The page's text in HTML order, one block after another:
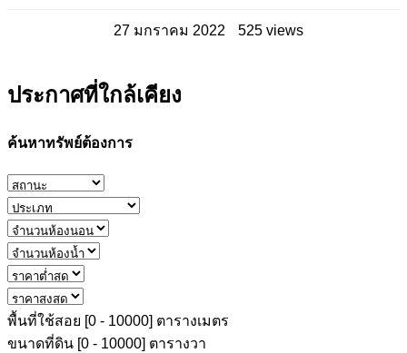
27 มกราคม 2022 525 views
ประกาศที่ใกล้เคียง
ค้นหาทรัพย์ต้องการ
พื้นที่ใช้สอย [0 - 10000] ตารางเมตร
ขนาดที่ดิน [0 - 10000] ตารางวา